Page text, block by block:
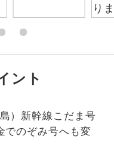
ント
）新幹線こだま号
でのぞみ号へも変
付いていますので、お食
ません。（機内食を除
くりとお召し上がりいた